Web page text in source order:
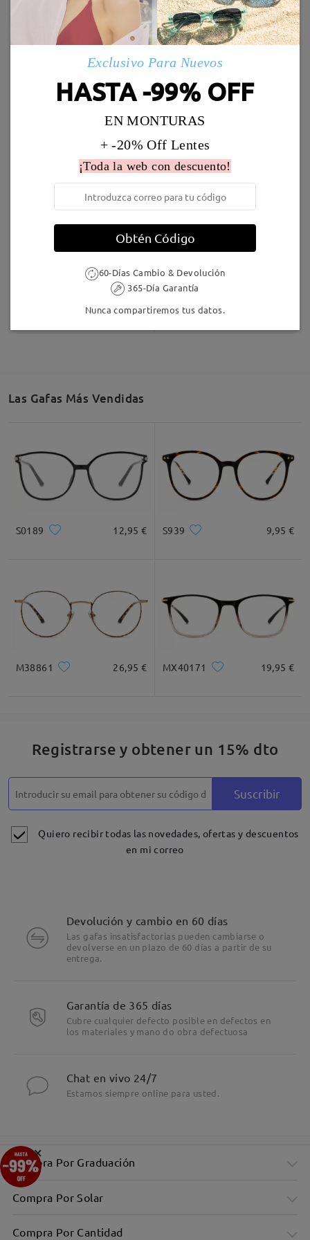
Leer todos los
Deje su comentario
Enviado
5-7 días laborales detalles
Marcos Similares
16,95 € Judy174
TR15934
Las Gafas Más Vendidas
S0189 12,95 € S939 9,95 €
M38861 26,95 € MX40171 19,95 €
Registrarse y obtener un 15% dto
Suscribir
Quiero recibir todas las novedades, ofertas y descuentos
en mi correo
Devolución y cambio en 60 días
Las gafas insatisfactorias pueden cambiarse o
devolverse en un plazo de 60 días a partir de su
entrega.
Garantía de 365 días
Cubre cualquier defecto posible en defectos en
los materiales y mano do obra defectuosa
Chat en vivo 24/7
Estamos siempre online para usted.
Compra Por Graduación
Compra Por Solar
Compra Por Cantidad
×
Exclusivo Para Nuevos
HASTA -99% OFF
EN MONTURAS
+ -20% Off Lentes
¡Toda la web con descuento!
Obtén Código
60-Días Cambio & Devolución
365-Día Garantía
Nunca compartiremos tus datos.